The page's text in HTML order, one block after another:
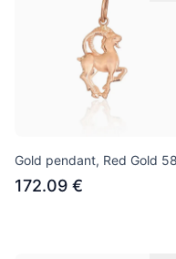
Gold pendant, Red Gold
172.09 €